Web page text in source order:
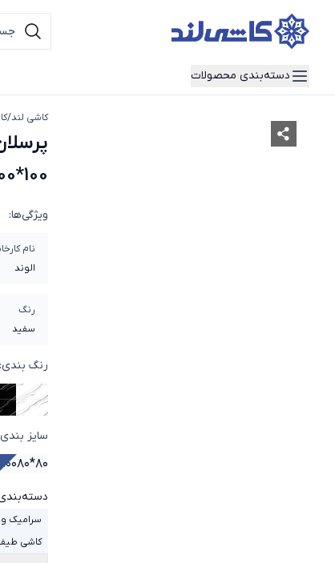
دسته‌بندی محصولات
کاشی لند/
100*100
ویژگی‌ها:
نام
الوند
رنگ
سفید
رنگ بندی:
سایز بندی
80*80
100*100
سرامیک
کاشی